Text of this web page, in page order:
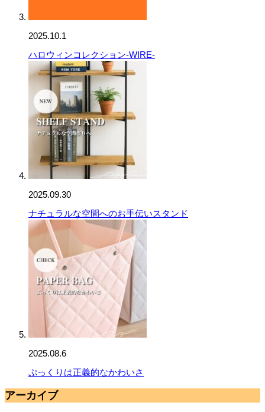
2025.10.1
ハロウィンコレクション-WIRE-
2025.09.30
ナチュラルな空間へのお手伝いスタンド
2025.08.6
ぷっくりは正義的なかわいさ
アーカイブ